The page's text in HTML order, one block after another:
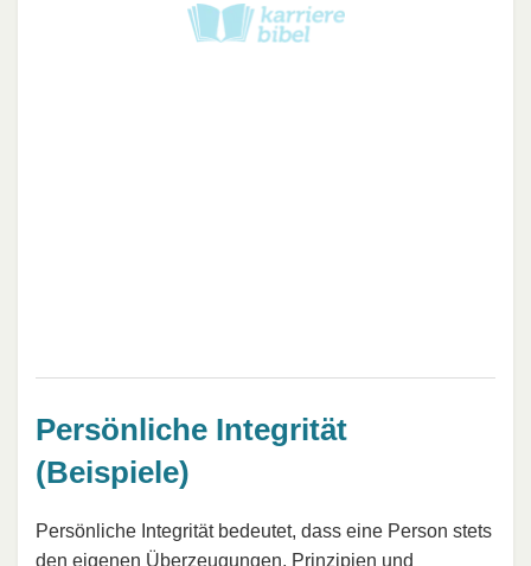
Persönliche Integrität
(Beispiele)
Persönliche Integrität bedeutet, dass eine Person stets
den eigenen Überzeugungen, Prinzipien und